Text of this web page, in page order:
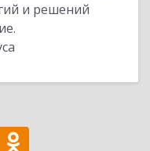
и решений